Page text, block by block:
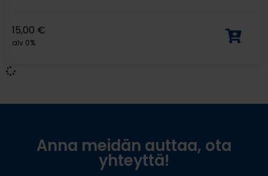
15,00 €
alv 0%
Anna meidän auttaa, ota
yhteyttä!